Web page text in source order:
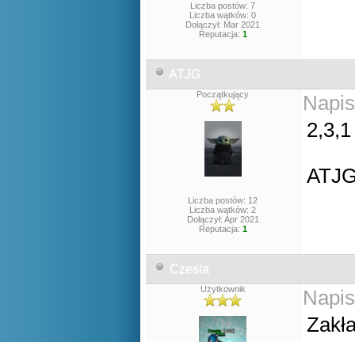
Liczba postów: 7
Liczba wątków: 0
Dołączył: Mar 2021
Reputacja: 1
ATJG
Początkujący
Liczba postów: 12
Liczba wątków: 2
Dołączył: Apr 2021
Reputacja: 1
2,3,1
Czesia
Użytkownik